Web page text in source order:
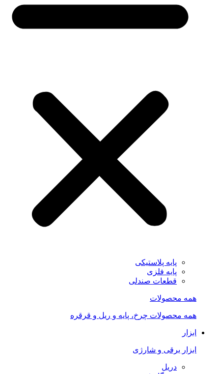
پایه پلاستیکی
پایه فلزی
قطعات صندلی
همه محصولات
همه محصولات چرخ، پایه و ریل و قرقره
ابزار
ابزار برقی و شارژی
دریل